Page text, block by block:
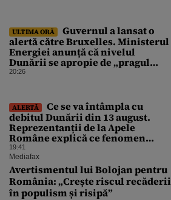
ULTIMA ORĂ
Guvernul a lansat o
alertă către Bruxelles. Ministerul
Energiei anunță că nivelul
Dunării se apropie de „pragul
critic”, iar centrala de la
20:26
ALERTĂ
Ce se va întâmpla cu
debitul Dunării din 13 august.
Reprezentanții de la Apele
Române explică ce fenomen
urmează
19:41
Mediafax
Avertismentul lui Bolojan pentru
România: „Crește riscul recăderii
în populism și risipă”